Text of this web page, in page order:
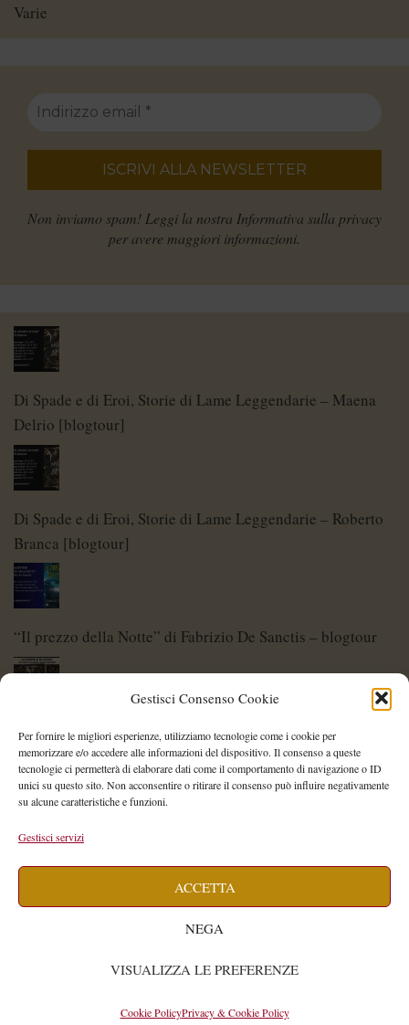
Gestisci Consenso Cookie
Per fornire le migliori esperienze, utilizziamo tecnologie come i cookie per
memorizzare e/o accedere alle informazioni del dispositivo. Il consenso a queste
tecnologie ci permetterà di elaborare dati come il comportamento di navigazione o ID
unici su questo sito. Non acconsentire o ritirare il consenso può influire negativamente
su alcune caratteristiche e funzioni.
Gestisci servizi
ACCETTA
NEGA
VISUALIZZA LE PREFERENZE
Cookie PolicyPrivacy & Cookie Policy
Varie
Non inviamo spam! Leggi la nostra Informativa sulla privacy
per avere maggiori informazioni.
Di Spade e di Eroi, Storie di Lame Leggendarie – Maena
Delrio [blogtour]
Di Spade e di Eroi, Storie di Lame Leggendarie – Roberto
Branca [blogtour]
“Il prezzo della Notte” di Fabrizio De Sanctis – blogtour
Di Spade e di Eroi – Storie di Lame Leggendarie
© 2026Isabella CavallaribyWIDE